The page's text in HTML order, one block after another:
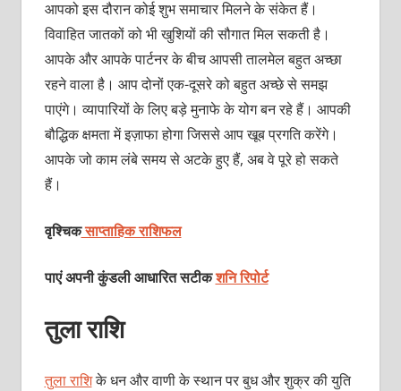
आपको इस दौरान कोई शुभ समाचार मिलने के संकेत हैं।
विवाहित जातकों को भी खुशियों की सौगात मिल सकती है।
आपके और आपके पार्टनर के बीच आपसी तालमेल बहुत अच्‍छा
रहने वाला है। आप दोनों एक-दूसरे को बहुत अच्‍छे से समझ
पाएंगे। व्‍यापारियों के लिए बड़े मुनाफे के योग बन रहे हैं। आपकी
बौद्धिक क्षमता में इज़ाफा होगा जिससे आप खूब प्रगति करेंगे।
आपके जो काम लंबे समय से अटके हुए हैं, अब वे पूरे हो सकते
हैं।
वृश्चिकसाप्ताहिक राशिफल
पाएं अपनी कुंडली आधारित सटीकशनि रिपोर्ट
तुला राशि
तुला राशिके धन और वाणी के स्‍थान पर बुध और शुक्र की युति